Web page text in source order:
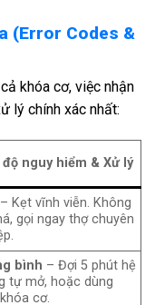
(Error Codes &
khóa cơ, việc nhận
lý chính xác nhất:
độ nguy hiểm & Xử lý
– Kẹt vĩnh viễn. Không
gọi ngay thợ chuyên
bình – Đợi 5 phút hệ
tự mở, hoặc dùng
cơ.